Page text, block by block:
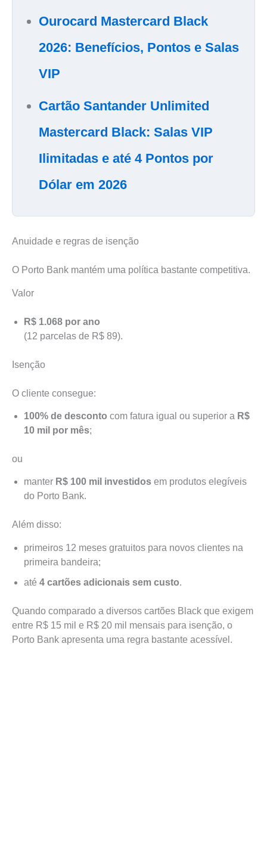
Ourocard Mastercard Black
2026: Benefícios, Pontos e Salas
VIP
Cartão Santander Unlimited
Mastercard Black: Salas VIP
Ilimitadas e até 4 Pontos por
Dólar em 2026
Anuidade e regras de isenção
O Porto Bank mantém uma política bastante competitiva.
Valor
R$ 1.068 por ano
(12 parcelas de R$ 89).
Isenção
O cliente consegue:
100% de desconto com fatura igual ou superior a R$
10 mil por mês;
ou
manter R$ 100 mil investidos em produtos elegíveis
do Porto Bank.
Além disso:
primeiros 12 meses gratuitos para novos clientes na
primeira bandeira;
até 4 cartões adicionais sem custo.
Quando comparado a diversos cartões Black que exigem
entre R$ 15 mil e R$ 20 mil mensais para isenção, o
Porto Bank apresenta uma regra bastante acessível.